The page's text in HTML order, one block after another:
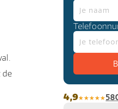
de
4,9